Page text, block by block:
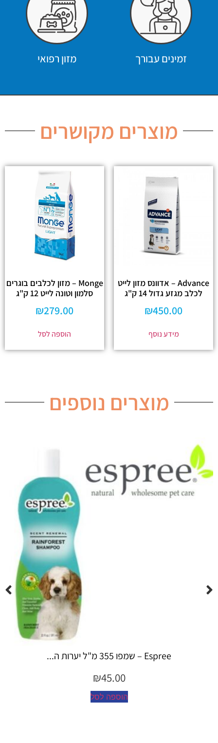
זמינים עבורך מזון רפואי
מוצרים מקושרים
Advance – אדוונס מזון לייט
לכלב מגזע גדול 14 ק"ג
₪450.00
מידע נוסף
Monge – מזון לכלבים בוגרים
סלמון וטונה לייט 12 ק"ג
₪279.00
הוספה לסל
מוצרים נוספים
Espree – שמפו 355 מ"ל יערות ה...
₪45.00
הוספה לסל